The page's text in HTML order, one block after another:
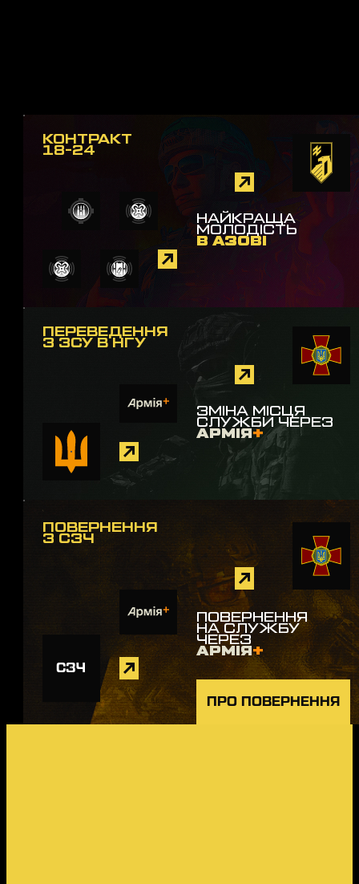
КОНТРАКТ
18-24
НАЙКРАЩА
МОЛОДІСТЬ
В АЗОВІ
ПЕРЕВЕДЕННЯ
З ЗСУ В НГУ
ЗМІНА МІСЦЯ
СЛУЖБИ ЧЕРЕЗ
АРМІЯ +
ПОВЕРНЕННЯ
З СЗЧ
ПОВЕРНЕННЯ
НА СЛУЖБУ
ЧЕРЕЗ
АРМІЯ+
СЗЧ
ПРО ПОВЕРНЕННЯ